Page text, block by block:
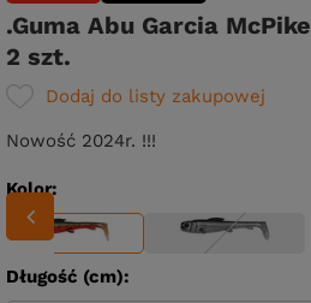
.Guma Abu Garcia
2 szt.
Dodaj do listy zakupowej
Nowość 2024r. !!!
Kolor
Długość (cm)